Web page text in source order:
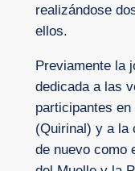
realizándose
ellos.
Previamente la
dedicada a las
participantes
(Quirinal) y a la
de nuevo como